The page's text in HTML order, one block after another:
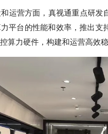
运营方面，真视通重点研发
平台的性能和效率，推出
算力硬件，构建和运营高效